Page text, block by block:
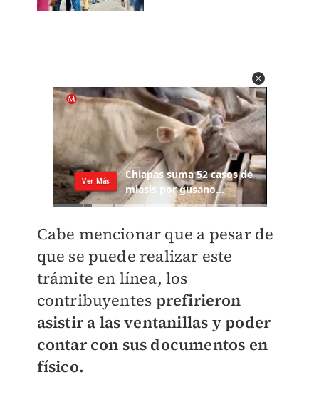
Cabe mencionar que a pesar de
que se puede realizar este
trámite en línea, los
contribuyentes prefirieron
asistir a las ventanillas y poder
contar con sus documentos en
físico.